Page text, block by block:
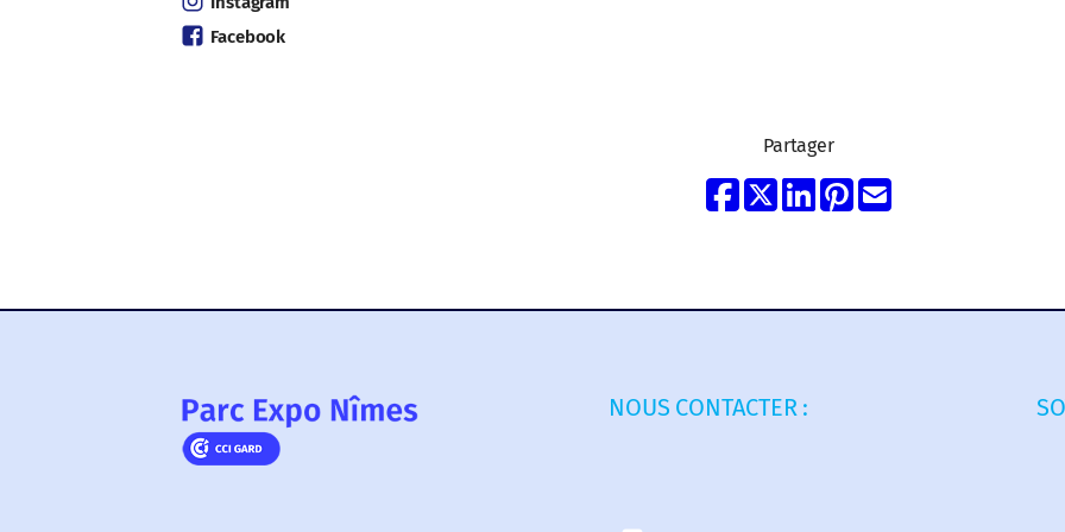
Facebook
Partager
NOUS CONTACTER :